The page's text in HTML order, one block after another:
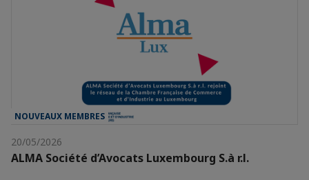
NOUVEAUX MEMBRES
20/05/2026
ALMA Société d’Avocats Luxembourg S.à r.l.